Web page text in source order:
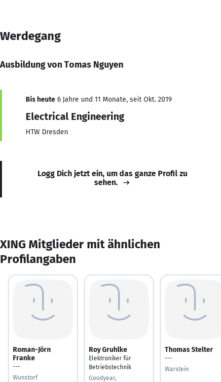
Werdegang
Ausbildung von Tomas Nguyen
Bis heute 6 Jahre und 11 Monate, seit Okt. 2019
Electrical Engineering
HTW Dresden
Logg Dich jetzt ein, um das ganze Profil zu
sehen.
XING Mitglieder mit ähnlichen
Profilangaben
Roman-Jörn
Franke
---
Wunstorf
Roy Gruhlke
Elektroniker für
Betriebstechnik
Goodyear,
Thomas Stelter
---
Warstein